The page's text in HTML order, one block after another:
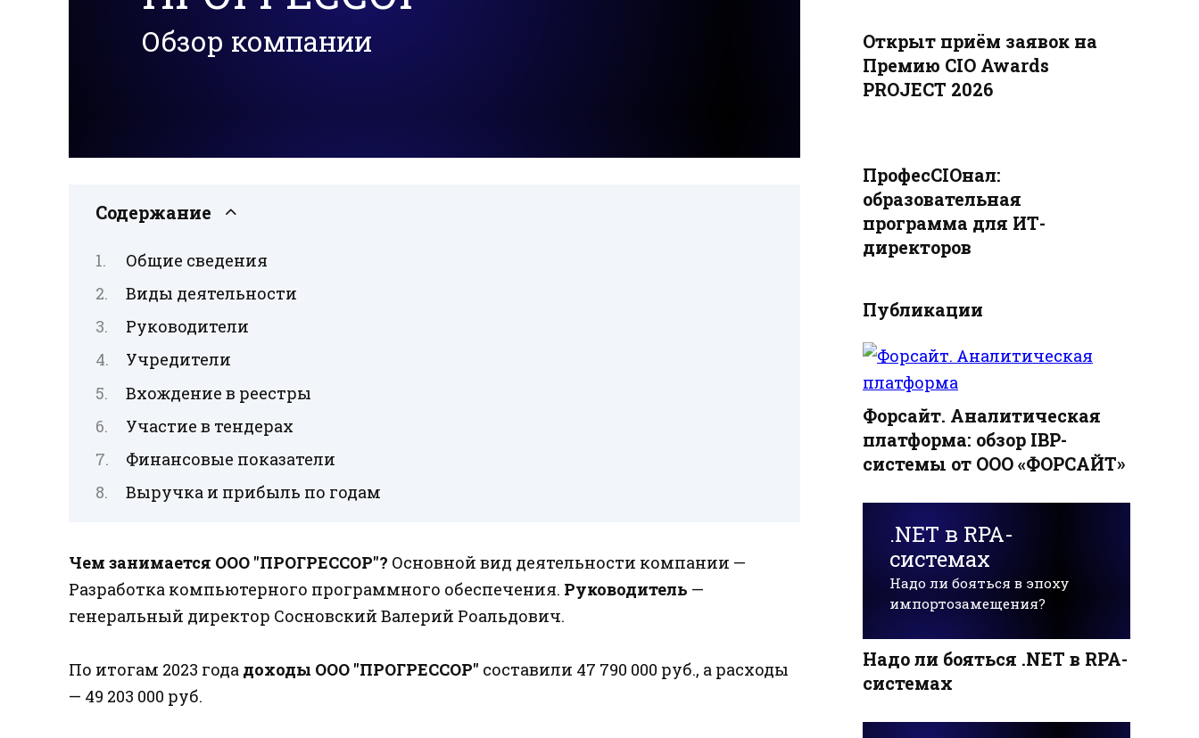
Обзор компании
Содержание
Общие сведения
Виды деятельности
Руководители
Учредители
Вхождение в реестры
Участие в тендерах
Финансовые показатели
Выручка и прибыль по годам
Чем занимается ООО "ПРОГРЕССОР"? Основной вид деятельности компании —
Разработка компьютерного программного обеспечения. Руководитель —
генеральный директор Сосновский Валерий Роальдович.
По итогам 2023 года доходы ООО "ПРОГРЕССОР" составили 47 790 000 руб., а расходы
— 49 203 000 руб.
Открыт приём заявок на
Премию CIO Awards
PROJECT 2026
ПрофесCIOнал:
образовательная
программа для ИТ-
директоров
Публикации
Форсайт. Аналитическая
платформа: обзор IBP-
системы от ООО «ФОРСАЙТ»
.NET в RPA-
системах
Надо ли бояться в эпоху
импортозамещения?
Надо ли бояться .NET в RPA-
системах